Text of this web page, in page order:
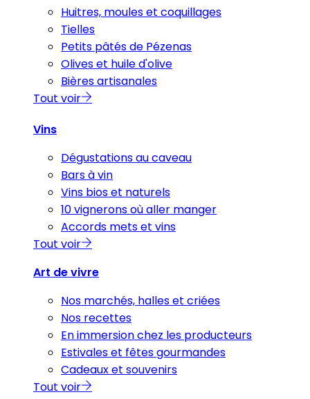
Huitres, moules et coquillages
Tielles
Petits pâtés de Pézenas
Olives et huile d'olive
Bières artisanales
Tout voir
Vins
Dégustations au caveau
Bars à vin
Vins bios et naturels
10 vignerons où aller manger
Accords mets et vins
Tout voir
Art de vivre
Nos marchés, halles et criées
Nos recettes
En immersion chez les producteurs
Estivales et fêtes gourmandes
Cadeaux et souvenirs
Tout voir